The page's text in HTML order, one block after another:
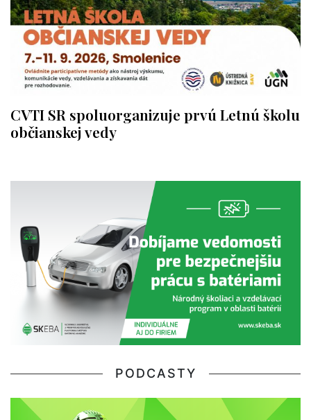
CVTI SR spoluorganizuje prvú Letnú školu
občianskej vedy
PODCASTY